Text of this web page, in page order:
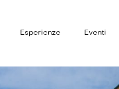
Esperienze Eventi